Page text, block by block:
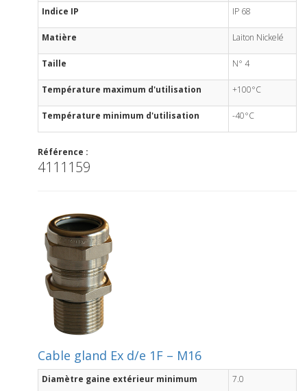
Indice IP IP 68
Matière Laiton Nickelé
Taille N° 4
Température maximum d'utilisation +100°C
Température minimum d'utilisation -40°C
Référence :
4111159
Cable gland Ex d/e 1F – M16
Diamètre gaine extérieur minimum 7.0